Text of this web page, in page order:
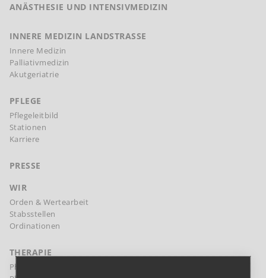
ANÄSTHESIE UND INTENSIVMEDIZIN
INNERE MEDIZIN LANDSTRASSE
Innere Medizin
Palliativmedizin
Akutgeriatrie
PFLEGE
Pflegeleitbild
Stationen
Karriere
PRESSE
WIR
Orden & Wertearbeit
Stabsstellen
Ordinationen
THERAPIE
Physikalische Therapie Margareten